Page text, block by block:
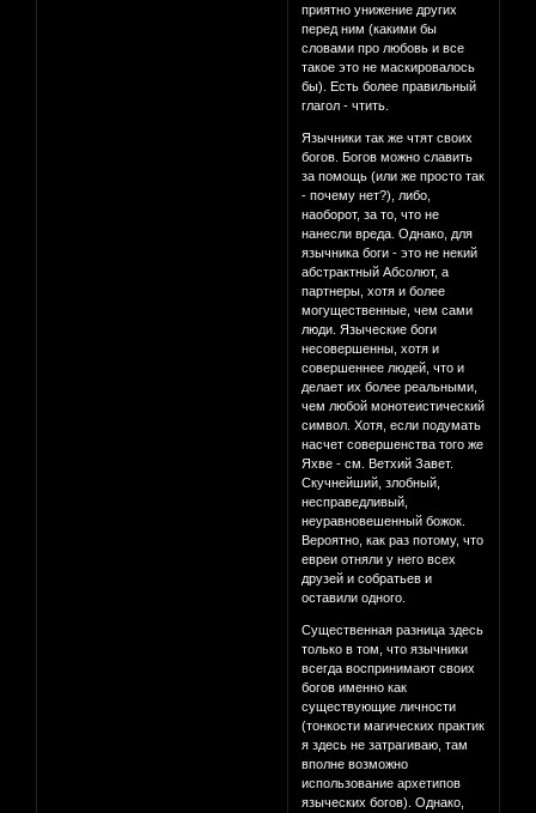
приятно унижение других
перед ним (какими бы
словами про любовь и все
такое это не маскировалось
бы). Есть более правильный
глагол - чтить.
Язычники так же чтят своих
богов. Богов можно славить
за помощь (или же просто так
- почему нет?), либо,
наоборот, за то, что не
нанесли вреда. Однако, для
язычника боги - это не некий
абстрактный Абсолют, а
партнеры, хотя и более
могущественные, чем сами
люди. Языческие боги
несовершенны, хотя и
совершеннее людей, что и
делает их более реальными,
чем любой монотеистический
символ. Хотя, если подумать
насчет совершенства того же
Яхве - см. Ветхий Завет.
Скучнейший, злобный,
несправедливый,
неуравновешенный божок.
Вероятно, как раз потому, что
евреи отняли у него всех
друзей и собратьев и
оставили одного.
Существенная разница здесь
только в том, что язычники
всегда воспринимают своих
богов именно как
существующие личности
(тонкости магических практик
я здесь не затрагиваю, там
вполне возможно
использование архетипов
языческих богов). Однако,